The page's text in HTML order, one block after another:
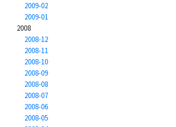
2009-02
2009-01
2008
2008-12
2008-11
2008-10
2008-09
2008-08
2008-07
2008-06
2008-05